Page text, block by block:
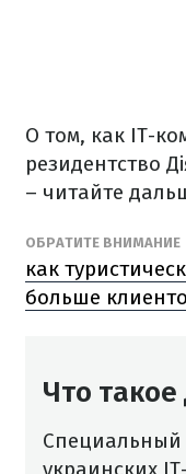
О том, как IT-
резидентство
– читайте
ОБРАТИТЕ ВНИМАНИЕ
как
больше
Что такое
Специальный